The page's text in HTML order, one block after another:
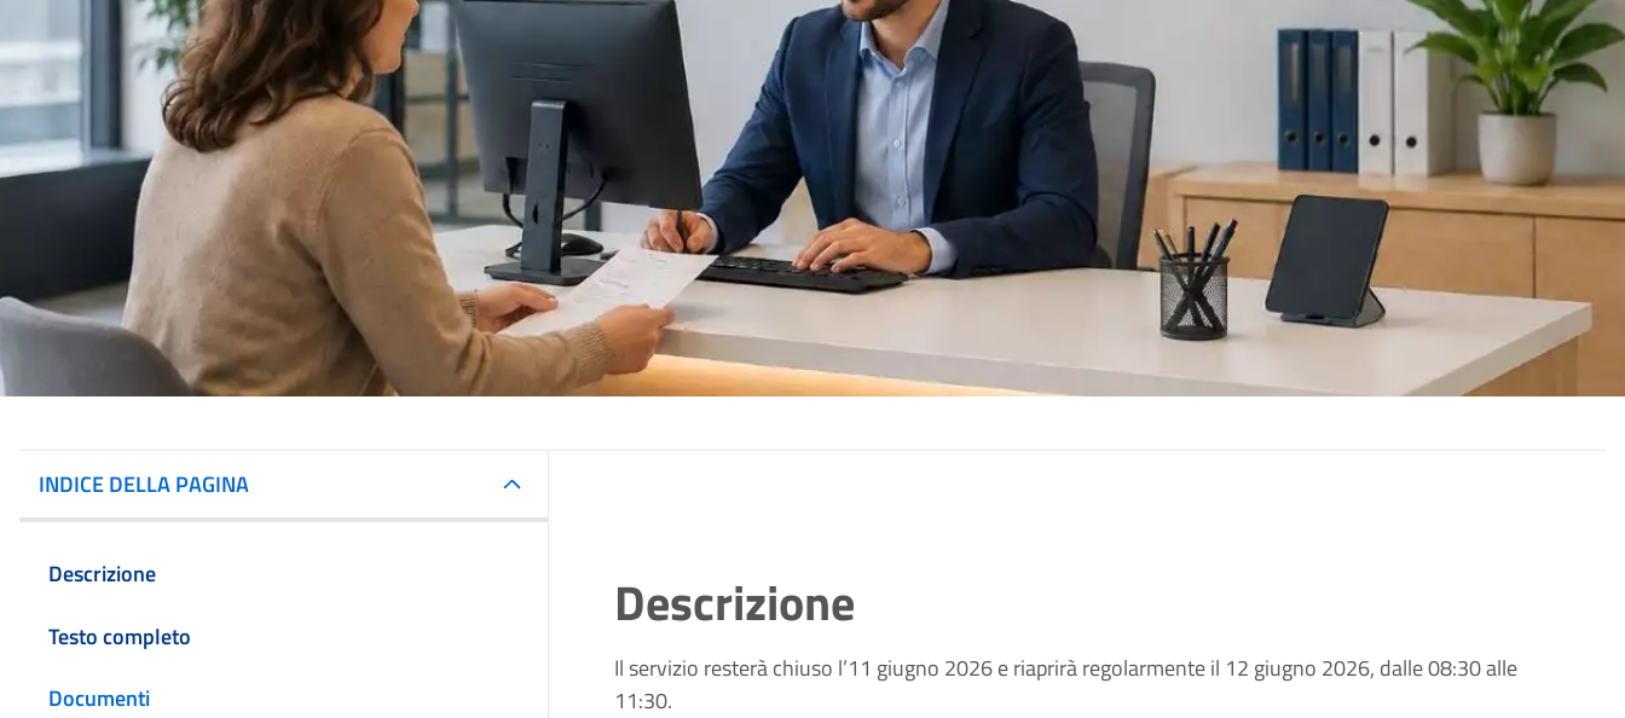
INDICE DELLA PAGINA
Descrizione
Testo completo
Documenti
Descrizione
Il servizio resterà chiuso l’11 giugno 2026 e riaprirà regolarmente il 12 giugno 2026, dalle 08:30 alle
11:30.